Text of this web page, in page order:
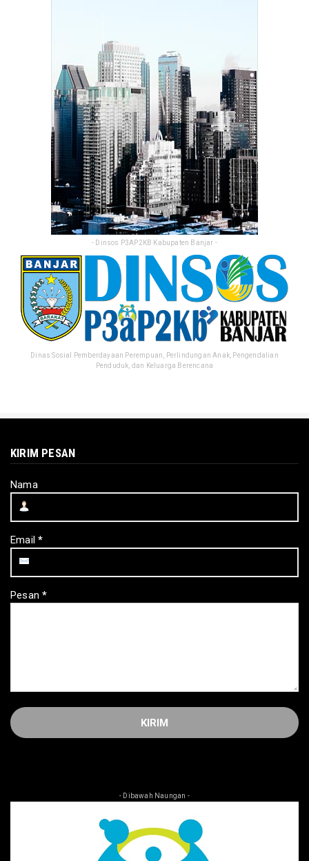
- Dinsos P3AP2KB Kabupaten Banjar -
Dinas Sosial Pemberdayaan Perempuan, Perlindungan Anak, Pengendalian
Penduduk, dan Keluarga Berencana
KIRIM PESAN
Nama
Email*
Pesan*
- Dibawah Naungan -